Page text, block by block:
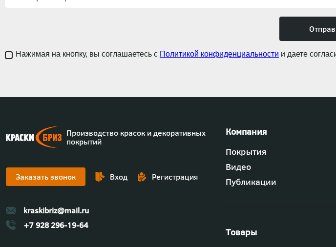
Нажимая на кнопку, вы соглашаетесь с Политикой конфиденциальности и даете
Производство красок и декоративных
покрытий
Заказать звонок Вход Регистрация
kraskibriz@mail.ru
+7 928 296-19-64
Футер
-
меню
"Компания"
Покрытия
Видео
Публикации